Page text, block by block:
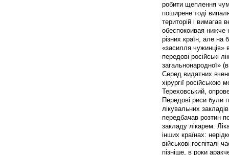
робити щеплення
поширене тоді
територій і вимагав
обеспокоивая
різних країн, але на
«засилля чужинців»
передові російські
загальнонародної»
Серед видатних
хірургії
Тереховський,
Передові риси були
лікувальних
передбачав розтин
закладу лікарем.
інших країнах:
військові
пізніше, в роки